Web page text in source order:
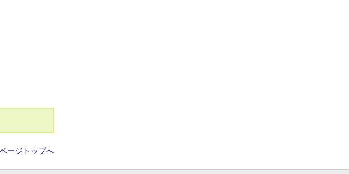
ージトップへ